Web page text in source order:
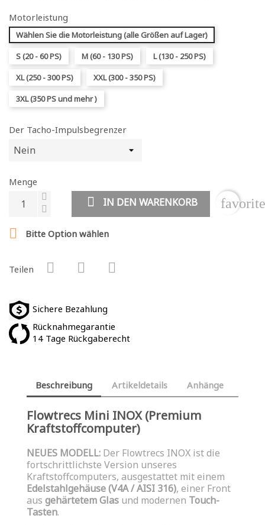
Motorleistung
Wählen Sie die Motorleistung (alle Größen auf Lager)
S (20 - 60 PS)
M (60 - 130 PS)
L (130 - 250 PS)
XL (250 - 300 PS)
XXL (300 - 350 PS)
3XL (350 PS und mehr )
Der Tacho-Impulsbegrenzer
Menge
IN DEN WARENKORB

Bitte Option wählen
Teilen
Sichere Bezahlung
Rücknahmegarantie
14 Tage Rückgaberecht
Beschreibung Artikeldetails Anhänge
Flowtrecs Mini INOX (Premium
Kraftstoffcomputer)
NEUES MODELL: Der Flowtrecs INOX ist die
fortschrittlichste Version unseres
Kraftstoffcomputers, ausgestattet mit einem
Edelstahlgehäuse (V4A / AISI 316), einer Front
aus gehärtetem Glas und modernen Touch-
Tasten.